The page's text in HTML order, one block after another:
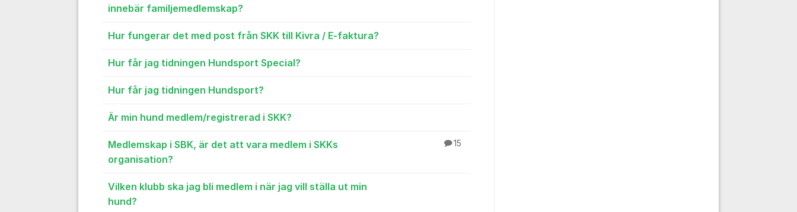
innebär familjemedlemskap?
Hur fungerar det med post från SKK till Kivra / E-faktura?
Hur får jag tidningen Hundsport Special?
Hur får jag tidningen Hundsport?
Är min hund medlem/registrerad i SKK?
Medlemskap i SBK, är det att vara medlem i SKKs
organisation?
15
Vilken klubb ska jag bli medlem i när jag vill ställa ut min
hund?